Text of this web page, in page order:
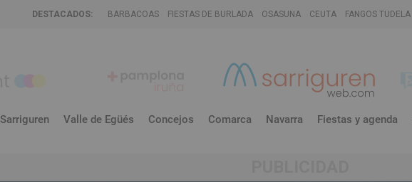
DESTACADOS: BARBACOAS FIESTAS DE BURLADA OSASUNA CEUTA FANGOS TUDELA
Sarriguren Valle de Egüés Concejos Comarca Navarra Fiestas y agenda